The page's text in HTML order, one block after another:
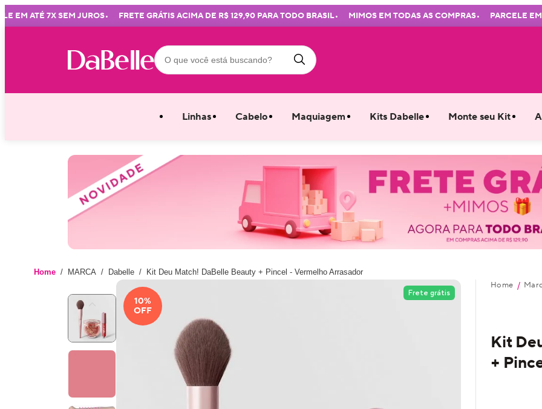
ATÉ 7X SEM JUROS• FRETE GRÁTIS ACIMA DE R$ 129,90 PARA TODO BRASIL• MIMOS EM TODAS AS COMPRAS• PARCELE EM
Linhas Cabelo Maquiagem Kits Dabelle Monte seu Kit
Home MARCA Dabelle Kit Deu Match! DaBelle Beauty + Pincel - Vermelho Arrasador
10%
OFF
Frete grátis
Home /
Kit
+